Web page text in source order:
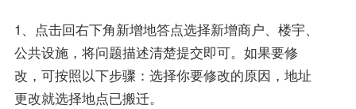
1、点击回右下角新增地答点选择新增商户、楼宇、
公共设施，将问题描述清楚提交即可。如果要修
改，可按照以下步骤：选择你要修改的原因，地址
更改就选择地点已搬迁。